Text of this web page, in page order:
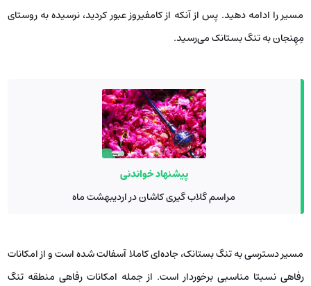
مسیر را ادامه دهید. پس از آنکه از کامفیروز عبور کردید، نرسیده به روستای
مِهِنجان به تنگ بستانک می‌رسید.
پیشنهاد خواندنی
مراسم گلاب گیری کاشان در اردیبهشت ماه
مسیر دسترسی به تنگ بستانک، جاده‌ای کاملا آسفالت شده است و از امکانات
رفاهی نسبتا مناسبی برخوردار است. از جمله امکانات رفاهی منطقه تنگ